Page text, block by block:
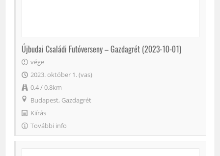
Újbudai Családi Futóverseny – Gazdagrét (2023-10-01)
vége
2023. október 1. (vas)
0.4 / 0.8km
Budapest, Gazdagrét
Kiírás
További info